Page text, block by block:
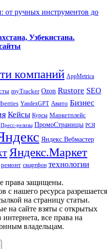
от ручных инструментов до
Узбекистана.
компаний AppMetrica
myTracker Ozon Rustore SEO
YandexGPT Авито Бизнес
Кейсы Курсы Маркетплейс
Пресс-релизы ПромоСтраницы РСЯ
Яндекс.Вебмастер
Яндекс.Маркет
ремонт смартфон технологии
права защищены.
с нашего ресурса разрешается
на страницу статьи.
на сайте взяты с открытых
все права на
владельцам.